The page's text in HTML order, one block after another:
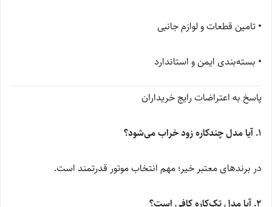
• تامین قطعات و لوازم جانبی
• بسته‌بندی ایمن و استاندارد
پاسخ به اعتراضات رایج خریداران
۱. آیا مدل چندکاره زود خراب می‌شود؟
در برندهای معتبر خیر؛ مهم انتخاب موتور قدرتمند است.
۲. آیا مدل تک‌کاره کافی است؟